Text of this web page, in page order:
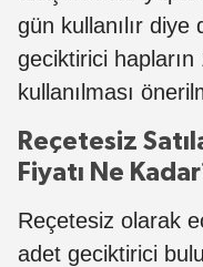
gün kullanılır
geciktirici
kullanılması
Reçetesiz
Fiyatı Ne
Reçetesiz olarak
adet geciktirici